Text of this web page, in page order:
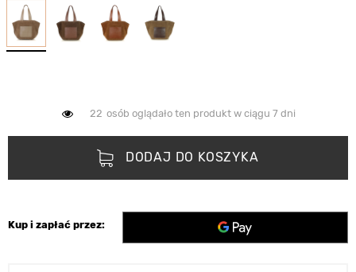
22 osób oglądało ten produkt w ciągu 7 dni
DODAJ DO KOSZYKA
Kup i zapłać przez: